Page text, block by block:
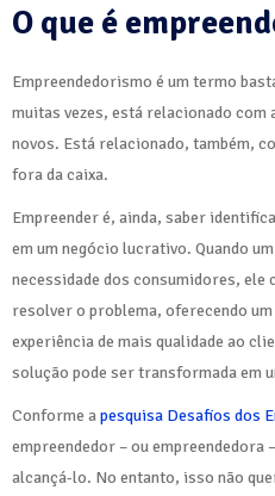
O que é
Empreendedorismo é um termo
muitas vezes, está relacionado com
novos. Está relacionado, também,
fora da caixa.
Empreender é, ainda, saber
em um negócio lucrativo. Quando
necessidade dos consumidores, ele
resolver o problema, oferecendo
experiência de mais qualidade ao
solução pode ser transformada em
Conforme apesquisa Desafios dos
empreendedor – ou
alcançá-lo. No entanto, isso não